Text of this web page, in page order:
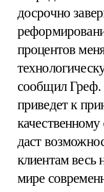
досрочно
процентов
сообщил Греф.
приведет к
даст
клиентам весь
мире